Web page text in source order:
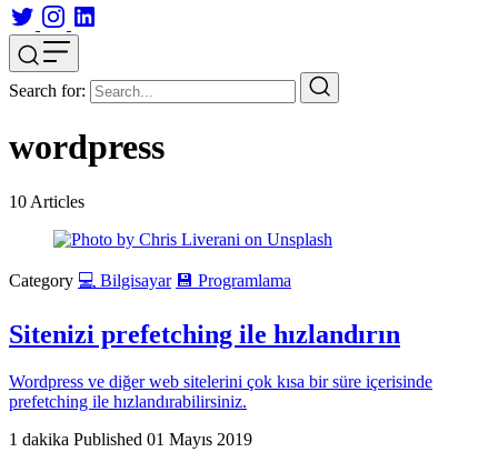
Search for:
wordpress
10 Articles
Category 💻 Bilgisayar 💾 Programlama
Sitenizi prefetching ile hızlandırın
Wordpress ve diğer web sitelerini çok kısa bir süre içerisinde
prefetching ile hızlandırabilirsiniz.
1 dakika Published 01 Mayıs 2019